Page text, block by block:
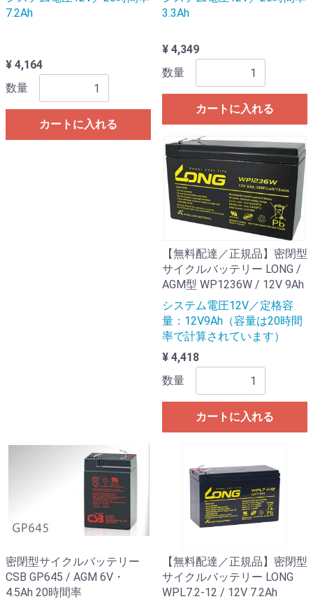
7.2Ah
¥ 4,164
数量
カートに入れる
3.3Ah
¥ 4,349
数量
カートに入れる
【無料配達／正規品】密閉型
サイクルバッテリー LONG /
AGM型 WP1236W / 12V 9Ah
システム電圧12V／定格容
量：12V9Ah（容量は20時間
率で計算されています）
¥ 4,418
数量
カートに入れる
密閉型サイクルバッテリー
CSB GP645 / AGM 6V・
4.5Ah 20時間率
【無料配達／正規品】密閉型
サイクルバッテリー LONG
WPL7.2-12 / 12V 7.2Ah